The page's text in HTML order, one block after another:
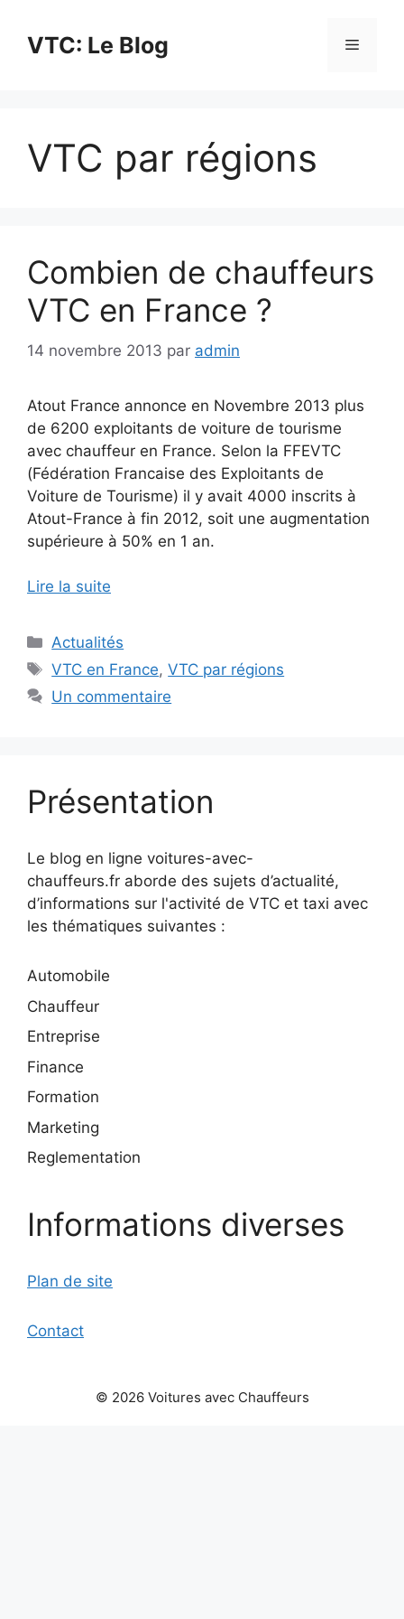
contenuVTC: Le Blog Menu
VTC par régions
Combien de chauffeurs
VTC en France ?
14 novembre 2013 par admin
Atout France annonce en Novembre 2013 plus
de 6200 exploitants de voiture de tourisme
avec chauffeur en France. Selon la FFEVTC
(Fédération Francaise des Exploitants de
Voiture de Tourisme) il y avait 4000 inscrits à
Atout-France à fin 2012, soit une augmentation
supérieure à 50% en 1 an.
Lire la suite
Catégories
Actualités
Étiquettes
VTC en France,VTC par régions
Un commentaire
Présentation
Le blog en ligne voitures-avec-
chauffeurs.fr aborde des sujets d’actualité,
d’informations sur l'activité de VTC et taxi avec
les thématiques suivantes :
Automobile
Chauffeur
Entreprise
Finance
Formation
Marketing
Reglementation
Informations diverses
Plan de site
Contact
© 2026 Voitures avec Chauffeurs